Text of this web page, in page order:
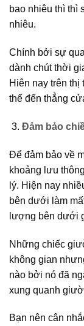
bao nhiêu thì thì
nhiêu.
Chính bởi sự
dành chút thời
Hiên nay trên
thể đến thẳng
Đảm bảo
Để đảm bảo về
khoảng lưu
lý. Hiện nay
bên dưới làm
lượng bên dưới
Những chiếc
không gian
nào bởi nó đã
xung quanh
Bạn nên cân